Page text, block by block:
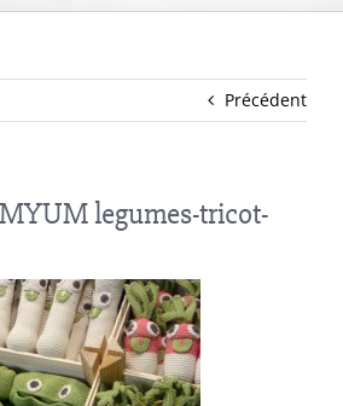
Précédent
legumes-tricot-